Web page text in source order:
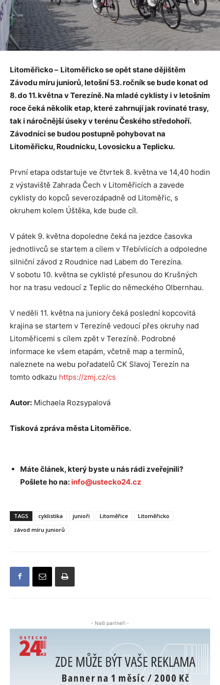
Litoměřicko – Litoměřicko se opět stane dějištěm
Závodu míru juniorů, letošní 53. ročník se bude konat od
8. do 11. května v Terezíně. Na mladé cyklisty i v letošním
roce čeká několik etap, které zahrnují jak rovinaté trasy,
tak i náročnější úseky v terénu Českého středohoří.
Závodníci se budou postupně pohybovat na
Litoměřicku, Roudnicku, Lovosicku a Teplicku.
První etapa odstartuje ve čtvrtek 8. května ve 14,40 hodin
z výstaviště Zahrada Čech v Litoměřicích a zavede
cyklisty do kopců severozápadně od Litoměřic, s
okruhem kolem Úštěka, kde bude cíl.
V pátek 9. května dopoledne čeká na jezdce časovka
jednotlivců se startem a cílem v Třebívlicích a odpoledne
silniční závod z Roudnice nad Labem do Terezína.
V sobotu 10. května se cyklisté přesunou do Krušných
hor na trasu vedoucí z Teplic do německého Olbernhau.
V neděli 11. května na juniory čeká poslední kopcovitá
krajina se startem v Terezíně vedoucí přes okruhy nad
Litoměřicemi s cílem zpět v Terezíně. Podrobné
informace ke všem etapám, včetně map a termínů,
naleznete na webu pořadatelů CK Slavoj Terezín na
tomto odkazu https://zmj.cz/cs
Autor: Michaela Rozsypalová
Tisková zpráva města Litoměřice.
Máte článek, který byste u nás rádi zveřejnili?
Pošlete ho na: info@ustecko24.cz
TAGS cyklistika junioři Litoměřice
Litoměřicko
závod míru juniorů
- Naši partneři -